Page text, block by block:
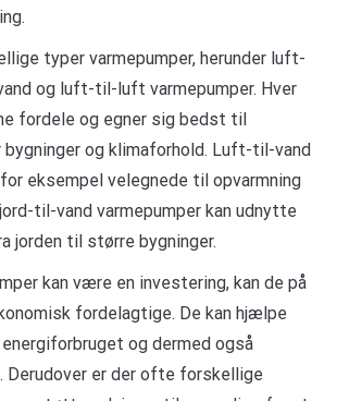
typer varmepumper, herunder luft-
og luft-til-luft varmepumper. Hver
fordele og egner sig bedst til
og klimaforhold. Luft-til-vand
eksempel velegnede til opvarmning
til-vand varmepumper kan udnytte
jorden til større bygninger.
kan være en investering, kan de på
fordelagtige. De kan hjælpe
og dermed også
Derudover er der ofte forskellige